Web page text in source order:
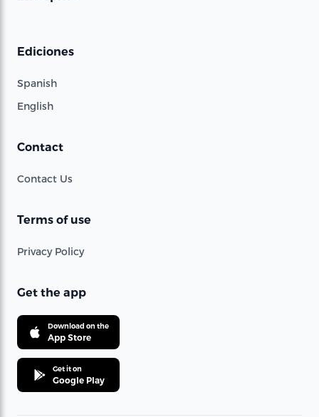
Ediciones
Spanish
English
Contact
Contact Us
Terms of use
Privacy Policy
Get the app
Download on the
App Store
Get it on
Google Play